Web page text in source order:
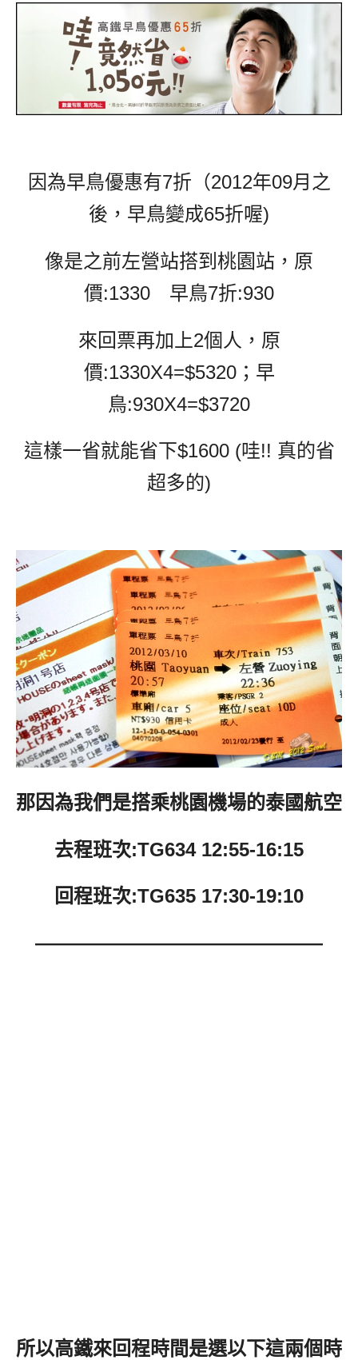
因為早鳥優惠有7折（2012年09月之
後，早鳥變成65折喔)
像是之前左營站搭到桃園站，原
價:1330 早鳥7折:930
來回票再加上2個人，原
價:1330X4=$5320；早
鳥:930X4=$3720
這樣一省就能省下$1600 (哇!! 真的省
超多的)
那因為我們是搭乘桃園機場的泰國航空
去程班次:TG634 12:55-16:15
回程班次:TG635 17:30-19:10
———————————————
所以高鐵來回程時間是選以下這兩個時